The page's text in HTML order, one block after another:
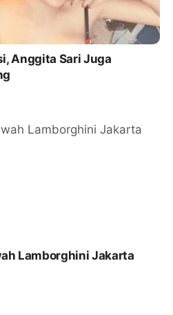
Anggita Sari Juga
Lamborghini Jakarta